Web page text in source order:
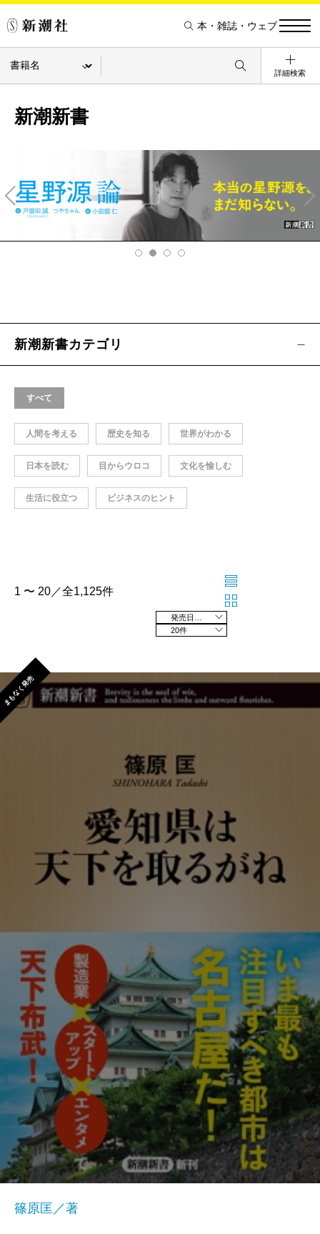
本・雑誌・ウェブ
詳細検索
新潮新書
v
Ne
xt
新潮新書カテゴリ
すべて
人間を考える 歴史を知る 世界がわかる
日本を読む 目からウロコ 文化を愉しむ
生活に役立つ ビジネスのヒント
1 〜 20／全1,125件
20件
まもなく発売
篠原匡／著